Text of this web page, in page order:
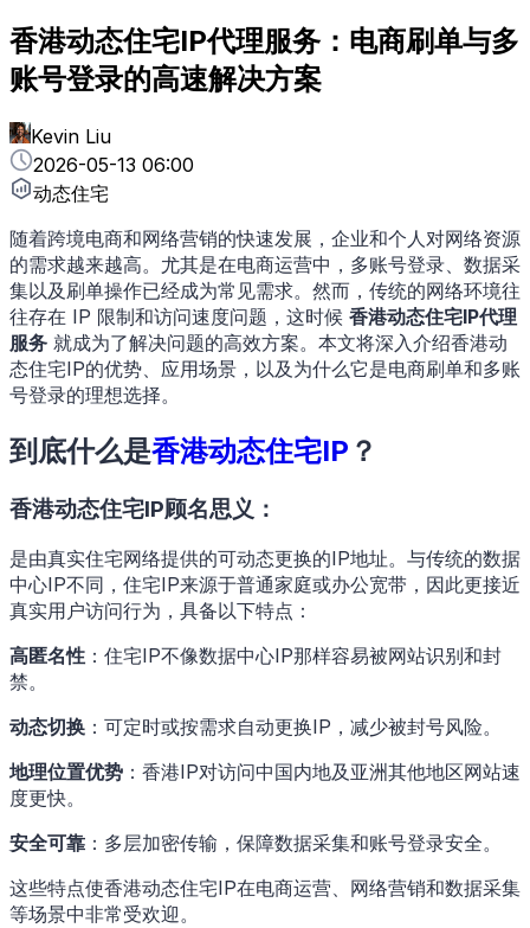
香港动态住宅IP代理服务：电商刷单与多
账号登录的高速解决方案
Kevin Liu
2026-05-13 06:00
动态住宅
随着跨境电商和网络营销的快速发展，企业和个人对网络资源
的需求越来越高。尤其是在电商运营中，多账号登录、数据采
集以及刷单操作已经成为常见需求。然而，传统的网络环境往
往存在 IP 限制和访问速度问题，这时候 香港动态住宅IP代理
服务 就成为了解决问题的高效方案。本文将深入介绍香港动
态住宅IP的优势、应用场景，以及为什么它是电商刷单和多账
号登录的理想选择。
到底什么是香港动态住宅IP ？
香港动态住宅IP顾名思义：
是由真实住宅网络提供的可动态更换的IP地址。与传统的数据
中心IP不同，住宅IP来源于普通家庭或办公宽带，因此更接近
真实用户访问行为，具备以下特点：
高匿名性 ：住宅IP不像数据中心IP那样容易被网站识别和封
禁。
动态切换 ：可定时或按需求自动更换IP，减少被封号风险。
地理位置优势 ：香港IP对访问中国内地及亚洲其他地区网站速
度更快。
安全可靠 ：多层加密传输，保障数据采集和账号登录安全。
这些特点使香港动态住宅IP在电商运营、网络营销和数据采集
等场景中非常受欢迎。